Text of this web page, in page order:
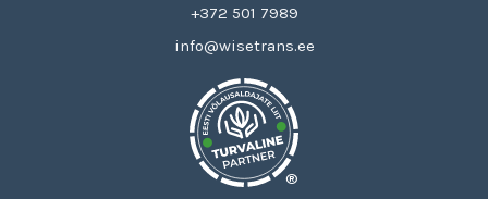
+372 501 7989
info@wisetrans.ee
®